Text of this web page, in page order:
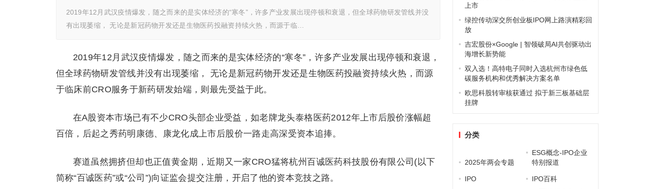
2019年12月武汉疫情爆发，随之而来的是实体经济的“寒冬”，许多产业发展出现停顿和衰退，但全球药物研发管线并没
有出现萎缩， 无论是新冠药物开发还是生物医药投融资持续火热，而源于临…
2019年12月武汉疫情爆发，随之而来的是实体经济的“寒冬”，许多产业发展出现停顿和衰退，
但全球药物研发管线并没有出现萎缩， 无论是新冠药物开发还是生物医药投融资持续火热，而源
于临床前CRO服务于新药研发始端，则最先受益于此。
在A股资本市场已有不少CRO头部企业受益，如老牌龙头泰格医药2012年上市后股价涨幅超
百倍，后起之秀药明康德、康龙化成上市后股价一路走高深受资本追捧。
赛道虽然拥挤但却也正值黄金期，近期又一家CRO猛将杭州百诚医药科技股份有限公司(以下
简称“百诚医药”或“公司”)向证监会提交注册，开启了他的资本竞技之路。
上市
绿控传动深交所创业板IPO网上路演精彩回
放
吉宏股份×Google | 智领破局AI共创驱动出
海增长新势能
双入选！高特电子同时入选杭州市绿色低
碳服务机构和优秀解决方案名单
欧思科股转审核获通过 拟于新三板基础层
挂牌
分类
2025年两会专题
ESG概念-IPO企业
特别报道
IPO IPO百科